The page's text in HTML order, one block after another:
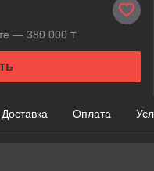
— 380 000 ₸
Доставка Оплата